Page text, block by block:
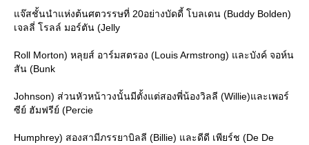
จ๊สชั้นนำแห่งต้นศตวรรษที่ 20อย่างบัดดี้ โบลเดน (Buddy Bolden)
เจลลี่ โรลล์ มอร์ตัน (Jelly
Roll Morton) หลุยส์ อาร์มสตรอง (Louis Armstrong) และบังค์ จอห์น
สัน (Bunk
Johnson) ส่วนหัวหน้าวงนั้นมีตั้งแต่สองพี่น้องวิลลี (Willie)และเพอร์
ซีย์ ฮัมฟรีย์ (Percie
Humphrey) สองสามีภรรยาบิลลี (Billie) และดีดี เพียร์ช (De De